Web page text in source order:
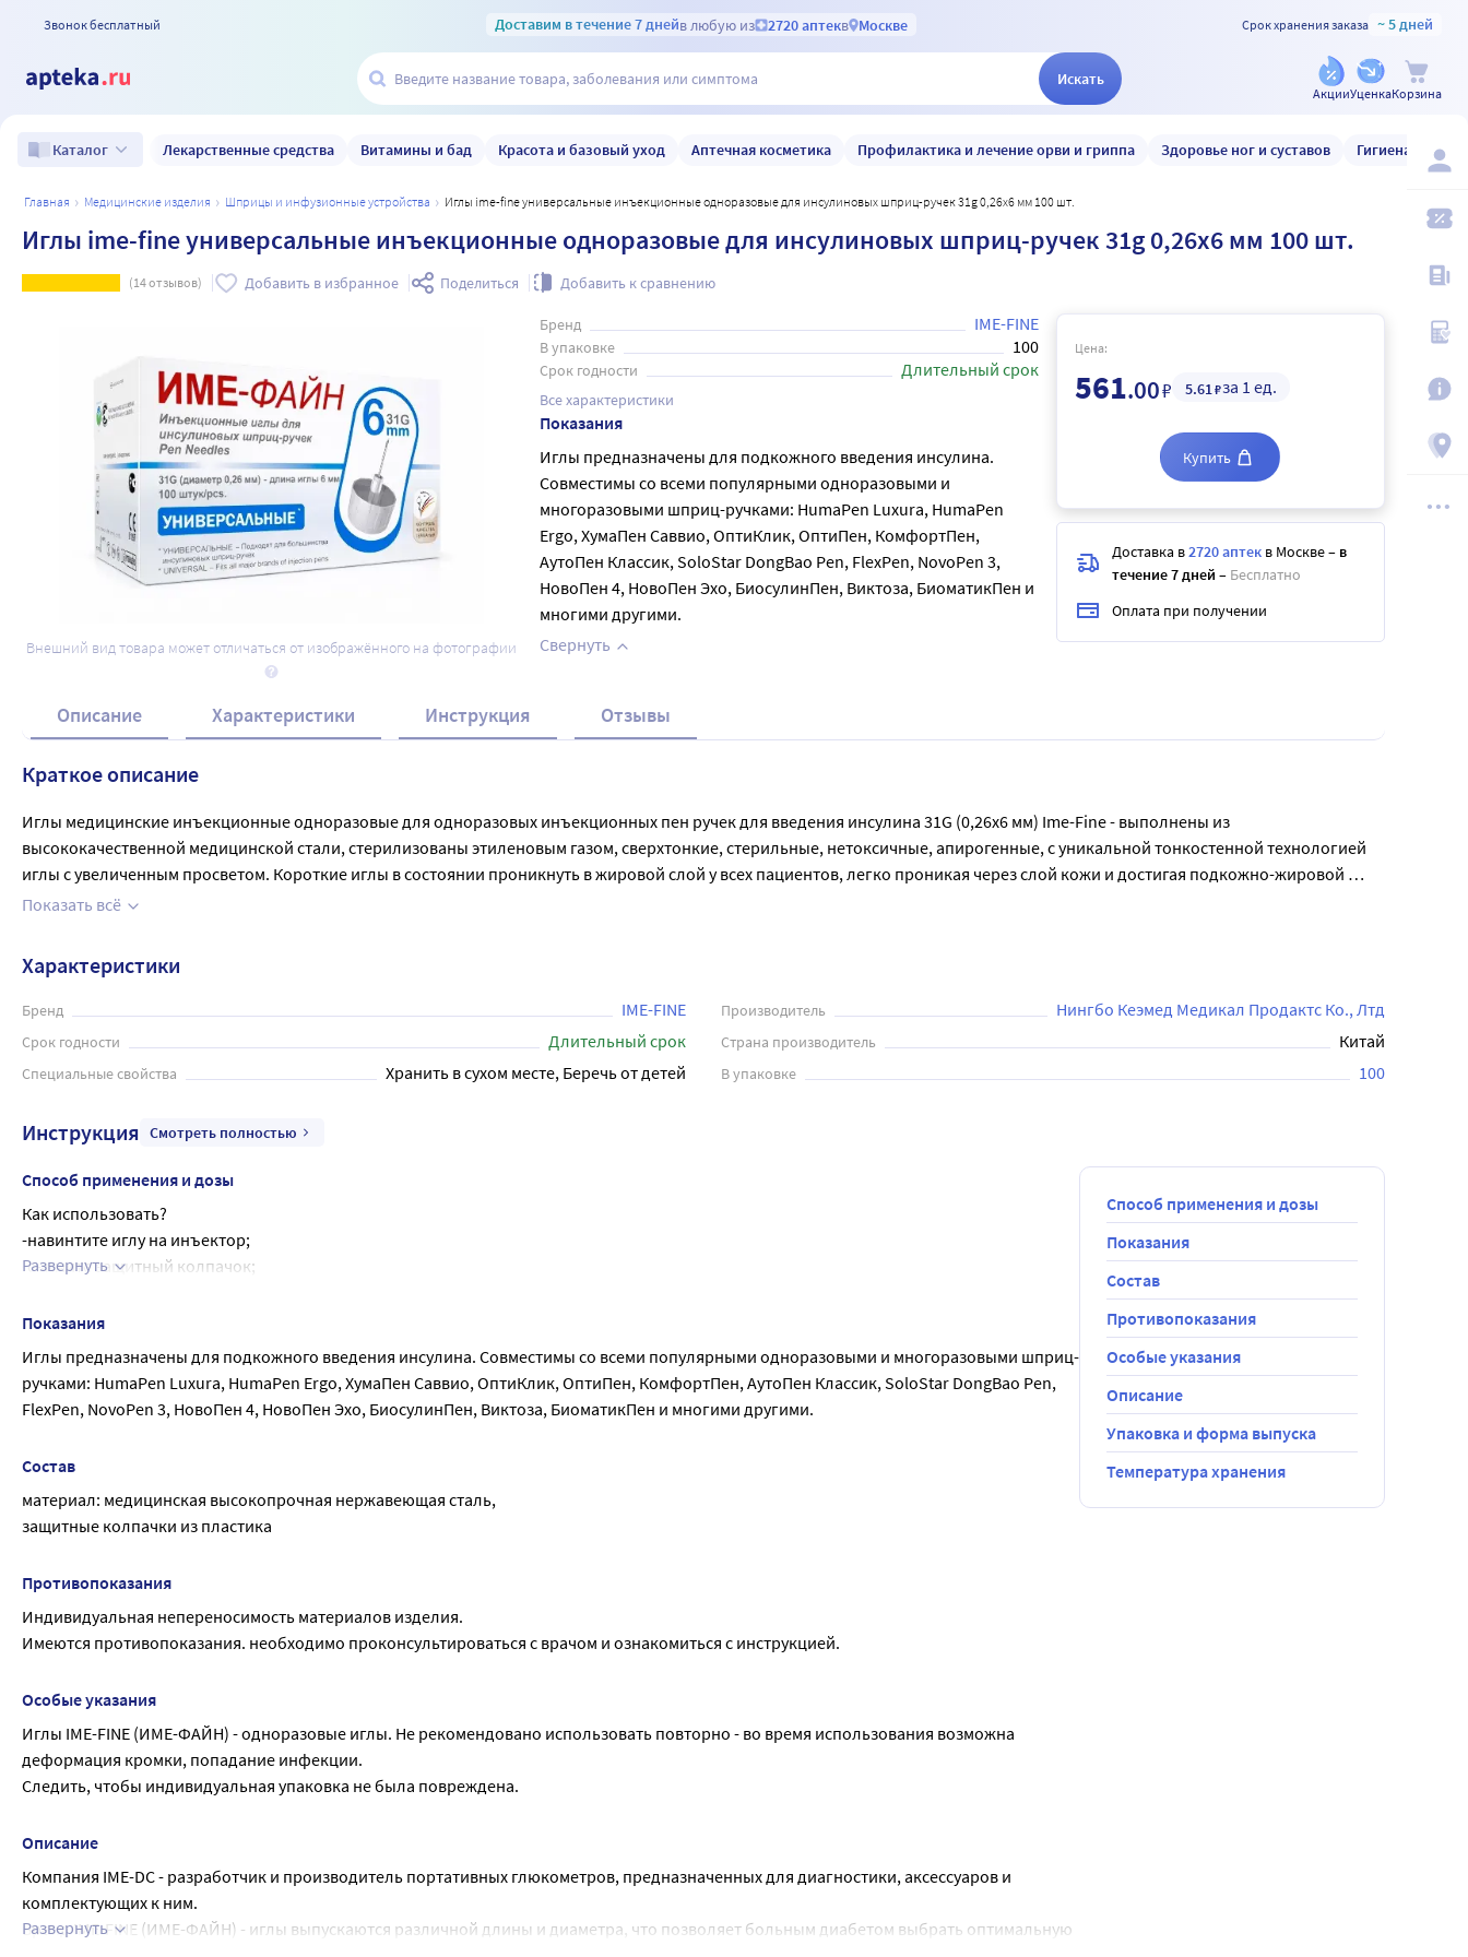
Звонок бесплатный Доставим в течение 7 днейв любую из 2720 аптекв Москве Срок хранения заказа ~ 5 дней
Искать
АкцииУценкаКорзина
Каталог Лекарственные средства Витамины и бад Красота и базовый уход Аптечная косметика Профилактика и лечение орви и гриппа Здоровье ног и суставов Гигиена и уход
главная медицинские изделия шприцы и инфузионные устройства Иглы ime-fine универсальные инъекционные одноразовые для инсулиновых шприц-ручек 31g 0,26х6 мм 100 шт.
Иглы ime-fine универсальные инъекционные одноразовые для инсулиновых шприц-ручек 31g 0,26х6 мм 100 шт.
(14отзывов) Добавить в избранное Поделиться Добавить к сравнению
Внешний вид товара может отличаться от изображённого на фотографии
Бренд IME-FINE
В упаковке 100
Срок годности Длительный срок
Все характеристики
Показания
Иглы предназначены для подкожного введения инсулина.
Совместимы со всеми популярными одноразовыми и
многоразовыми шприц-ручками: HumaPen Luxura, HumaPen
Ergo, ХумаПен Саввио, ОптиКлик, ОптиПен, КомфортПен,
АутоПен Классик, SoloStar DongBao Pen, FlexPen, NovoPen 3,
НовоПен 4, НовоПен Эхо, БиосулинПен, Виктоза, БиоматикПен и
многими другими.
Свернуть
Цена:
561.00₽ 5.61 ₽за 1 ед.
Купить
Доставка в2720 аптек в Москве– в
течение 7 дней – Бесплатно
Оплата при получении
Описание Характеристики Инструкция Отзывы
Краткое описание
Иглы медицинские инъекционные одноразовые для одноразовых инъекционных пен ручек для введения инсулина 31G (0,26х6 мм) Ime-Fine - выполнены из
высококачественной медицинской стали, стерилизованы этиленовым газом, сверхтонкие, стерильные, нетоксичные, апирогенные, с уникальной тонкостенной технологией
иглы с увеличенным просветом. Короткие иглы в состоянии проникнуть в жировой слой у всех пациентов, легко проникая через слой кожи и достигая подкожно-жировой
ткани. Длина иглы гарантирует, что инъекция инсулина будет выполнена в жировую ткань, а не внутримышечно.
HumaPen Luxura, HumaPen Ergo, ХумаПен Саввио, ОптиКлик, ОптиПен, КомфортПен, АутоПен Классик, SoloStar DongBao Pen, FlexPen, NovoPen 3, НовоПен 4, НовоПен Эхо,
БиосулинПен, Виктоза, БиоматикПен и многими другими. Иглы Ime-Fine выпускаются различной длины и диаметра, что позволяет больным диабетом выбрать оптимальную
иглу, в соответствии с рекомендациями лечащего врача. Иглы Dexfine поставляются в удобной упаковке на 100 штук.
Показать всё
Характеристики
Бренд IME-FINE Производитель Нингбо Кеэмед Медикал Продактс Ко., Лтд
Срок годности Длительный срок Страна производитель Китай
Специальные свойства Хранить в сухом месте, Беречь от детей В упаковке 100
Инструкция Смотреть полностью
Способ применения и дозы
Как использовать?
-навинтите иглу на инъектор;
-снимите защитный колпачок;
-выполните инъекцию препарата согласно рекомендации лечащего врача;
Развернуть
Показания
Иглы предназначены для подкожного введения инсулина. Совместимы со всеми популярными одноразовыми и многоразовыми шприц-
ручками: HumaPen Luxura, HumaPen Ergo, ХумаПен Саввио, ОптиКлик, ОптиПен, КомфортПен, АутоПен Классик, SoloStar DongBao Pen,
FlexPen, NovoPen 3, НовоПен 4, НовоПен Эхо, БиосулинПен, Виктоза, БиоматикПен и многими другими.
Состав
материал: медицинская высокопрочная нержавеющая сталь,
защитные колпачки из пластика
Противопоказания
Индивидуальная непереносимость материалов изделия.
Имеются противопоказания. необходимо проконсультироваться с врачом и ознакомиться с инструкцией.
Особые указания
Иглы IME-FINE (ИМЕ-ФАЙН) - одноразовые иглы. Не рекомендовано использовать повторно - во время использования возможна
деформация кромки, попадание инфекции.
Следить, чтобы индивидуальная упаковка не была повреждена.
Описание
Компания IME-DC - разработчик и производитель портативных глюкометров, предназначенных для диагностики, аксессуаров и
комплектующих к ним.
Бренд IME-FINE (ИМЕ-ФАЙН) - иглы выпускаются различной длины и диаметра, что позволяет больным диабетом выбрать оптимальную
Развернуть
Способ применения и дозы
Показания
Состав
Противопоказания
Особые указания
Описание
Упаковка и форма выпуска
Температура хранения